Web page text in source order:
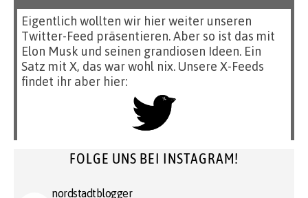
Eigentlich wollten wir hier weiter unseren
Twitter-Feed präsentieren. Aber so ist das mit
Elon Musk und seinen grandiosen Ideen. Ein
Satz mit X, das war wohl nix. Unsere X-Feeds
findet ihr aber hier:
FOLGE UNS BEI INSTAGRAM!
nordstadtblogger